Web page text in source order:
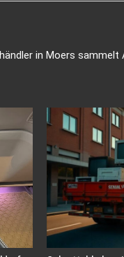
in Moers